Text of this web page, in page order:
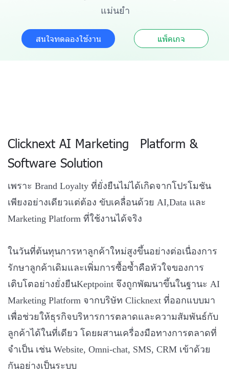
แม่นยำ
สนใจทดลองใช้งาน แพ็คเกจ
Clicknext AI Marketing Platform &
Software Solution
เพราะ Brand Loyalty ที่ยั่งยืนไม่ได้เกิดจากโปรโมชัน
เพียงอย่างเดียวแต่ต้อง ขับเคลื่อนด้วย AI,Data และ
Marketing Platform ที่ใช้งานได้จริง
ในวันที่ต้นทุนการหาลูกค้าใหม่สูงขึ้นอย่างต่อเนื่องการ
รักษาลูกค้าเดิมและเพิ่มการซื้อซ้ำคือหัวใจของการ
เติบโตอย่างยั่งยืนKeptpoint จึงถูกพัฒนาขึ้นในฐานะ AI
Marketing Platform จากบริษัท Clicknext ที่ออกแบบมา
เพื่อช่วยให้ธุรกิจบริหารการตลาดและความสัมพันธ์กับ
ลูกค้าได้ในที่เดียว โดยผสานเครื่องมือทางการตลาดที่
จำเป็น เช่น Website, Omni-chat, SMS, CRM เข้าด้วย
กันอย่างเป็นระบบ